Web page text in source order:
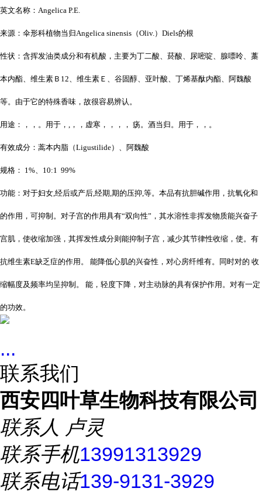
英文名称：Angelica P.E.
来源：伞形科植物当归Angelica sinensis（Oliv.）Diels的根
性状：含挥发油类成分和有机酸，主要为丁二酸、菸酸、尿嘧啶、腺嘌呤、 藁
本内酯、维生素Ｂ12、维生素Ｅ、谷固醇、亚叶酸、丁烯基酞内酯、阿魏酸
等。由于它的特殊香味，故很容易辨认。
用途：，，。用于，,，，虚寒，，，， 疡。酒当归。用于，，。
有效成分：蒿本内脂（Ligustilide）、阿魏酸
规格： 1%、10:1 99%
功能：对于妇女,经后或产后,经期,期的压抑,等。本品有抗胆碱作用，抗氧化和
的作用，可抑制。对子宫的作用具有“双向性”，其水溶性非挥发物质能兴奋子
宫肌，使收缩加强，其挥发性成分则能抑制子宫，减少其节律性收缩，使。有
抗维生素E缺乏症的作用。 能降低心肌的兴奋性，对心房纤维有。同时对的 收
缩幅度及频率均呈抑制。 能，轻度下降，对主动脉的具有保护作用。对有一定
的功效。
...
联系我们
西安四叶草生物科技有限公司
联系人 卢灵
联系手机13991313929
联系电话139-9131-3929